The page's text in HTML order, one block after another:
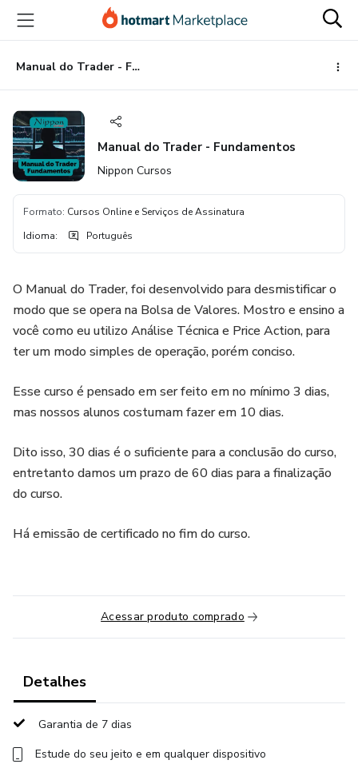
para
conteúdo
principal
para
pagamento
para
rodapé
Manual do Trader - Fundamentos
Manual do Trader - Fundamentos
Nippon Cursos
Formato: Cursos Online e Serviços de Assinatura
Idioma: Português
O Manual do Trader, foi desenvolvido para desmistificar o
modo que se opera na Bolsa de Valores. Mostro e ensino a
você como eu utilizo Análise Técnica e Price Action, para
ter um modo simples de operação, porém conciso.
Esse curso é pensado em ser feito em no mínimo 3 dias,
mas nossos alunos costumam fazer em 10 dias.
Dito isso, 30 dias é o suficiente para a conclusão do curso,
entretanto damos um prazo de 60 dias para a finalização
do curso.
Há emissão de certificado no fim do curso.
Acessar produto comprado
Detalhes
Garantia de 7 dias
Estude do seu jeito e em qualquer dispositivo